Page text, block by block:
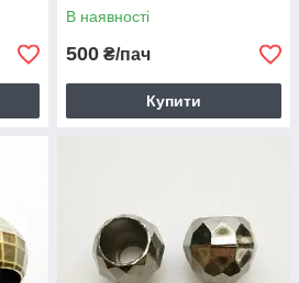
В наявності
500 ₴/пач
Купити